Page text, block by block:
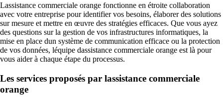
Lassistance commerciale orange fonctionne en étroite collaboration
avec votre entreprise pour identifier vos besoins, élaborer des solutions
sur mesure et mettre en œuvre des stratégies efficaces. Que vous ayez
des questions sur la gestion de vos infrastructures informatiques, la
mise en place dun système de communication efficace ou la protection
de vos données, léquipe dassistance commerciale orange est là pour
vous aider à chaque étape du processus.
Les services proposés par lassistance commerciale
orange